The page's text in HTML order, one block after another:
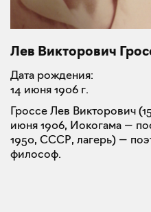
Лев Викторович
Дата рождения:
14 июня 1906 г.
Гроссе Лев Викторович (15
июня 1906, Иокогама —
1950, СССР, лагерь) —
философ.